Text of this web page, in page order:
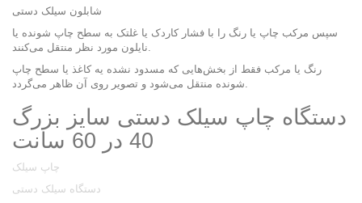
شابلون سیلک دستی
سپس مرکب چاپ یا رنگ را با فشار کاردک یا غلتک به سطح چاپ شونده یا
رنگ یا مرکب فقط از بخش‌هایی که مسدود نشده یه کاغذ یا سطح چاپ
دستگاه چاپ سیلک دستی سایز بزرگ
40 در 60 سانت
چاپ سیلک
دستگاه سیلک دستی